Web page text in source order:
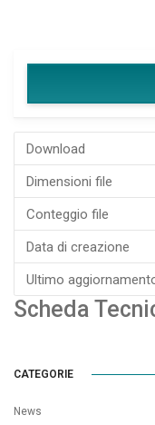
Download
Dimensioni file
Conteggio file
Data di creazione
Ultimo
Scheda
CATEGORIE
News